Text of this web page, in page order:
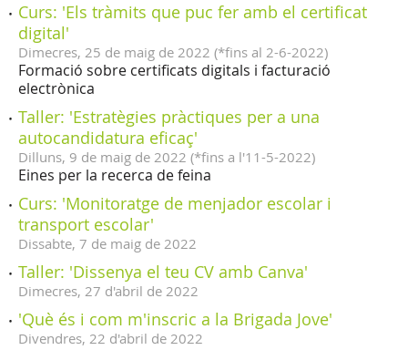
Curs: 'Els tràmits que puc fer amb el certificat
digital'
Dimecres, 25 de maig de 2022 (*fins al 2-6-2022)
Formació sobre certificats digitals i facturació
electrònica
Taller: 'Estratègies pràctiques per a una
autocandidatura eficaç'
Dilluns, 9 de maig de 2022 (*fins a l'11-5-2022)
Eines per la recerca de feina
Curs: 'Monitoratge de menjador escolar i
transport escolar'
Dissabte, 7 de maig de 2022
Taller: 'Dissenya el teu CV amb Canva'
Dimecres, 27 d'abril de 2022
'Què és i com m'inscric a la Brigada Jove'
Divendres, 22 d'abril de 2022